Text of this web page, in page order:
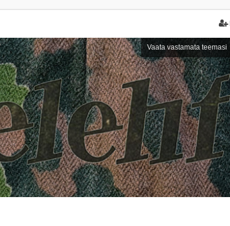
Vaata vastamata teemasi